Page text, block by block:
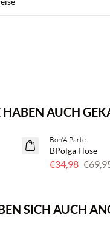
HABEN AUCH
50 % Rabatt
Bon'A Parte
BPolga Hose
€34,98
SICH AUCH